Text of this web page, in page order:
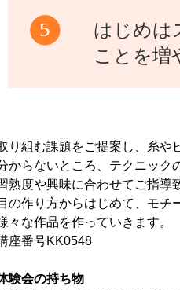
はじめは
ことを増
り組む課題をご提案し、糸や
からないところ、テクニック
熟度や興味に合わせてご指導
の作り方からはじめて、モチ
々な作品を作っていきます。
座番号KK0548
験会の持ち物